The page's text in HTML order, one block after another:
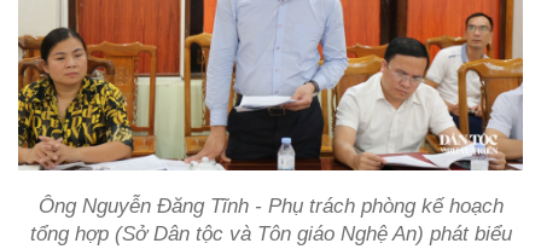
Ông Nguyễn Đăng Tĩnh - Phụ trách phòng kế hoạch
tổng hợp (Sở Dân tộc và Tôn giáo Nghệ An) phát biểu